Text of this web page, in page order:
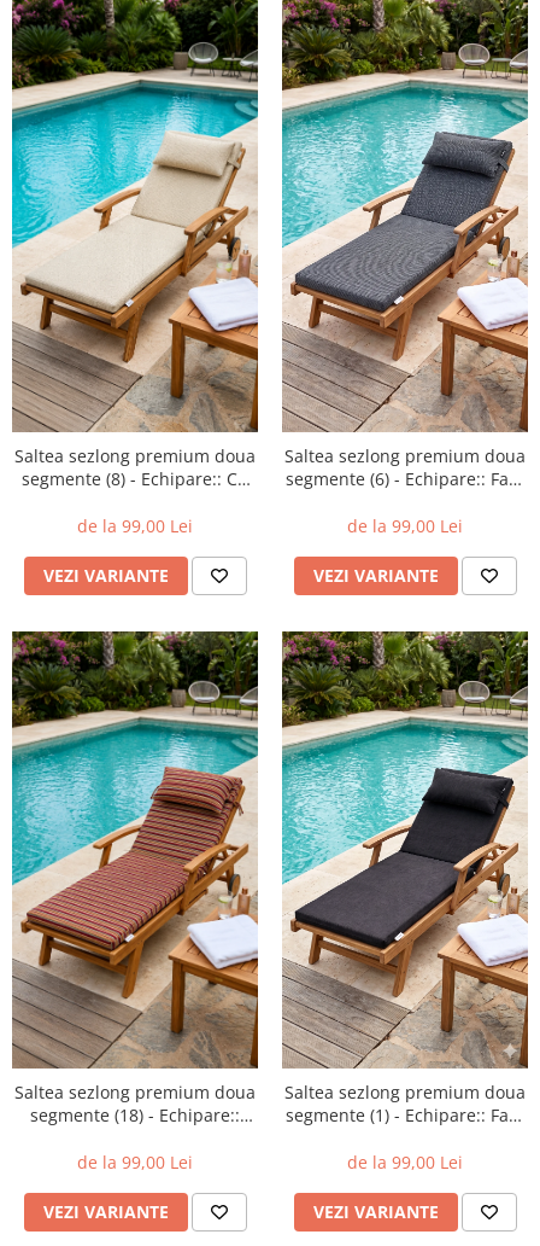
Saltea sezlong premium doua
segmente (8) - Echipare:: Cu
de la 99,00 Lei
VEZI VARIANTE
Saltea sezlong premium doua
segmente (6) - Echipare:: Fara
de la 99,00 Lei
VEZI VARIANTE
Saltea sezlong premium doua
segmente (18) - Echipare::
de la 99,00 Lei
VEZI VARIANTE
Saltea sezlong premium doua
segmente (1) - Echipare:: Fara
de la 99,00 Lei
VEZI VARIANTE